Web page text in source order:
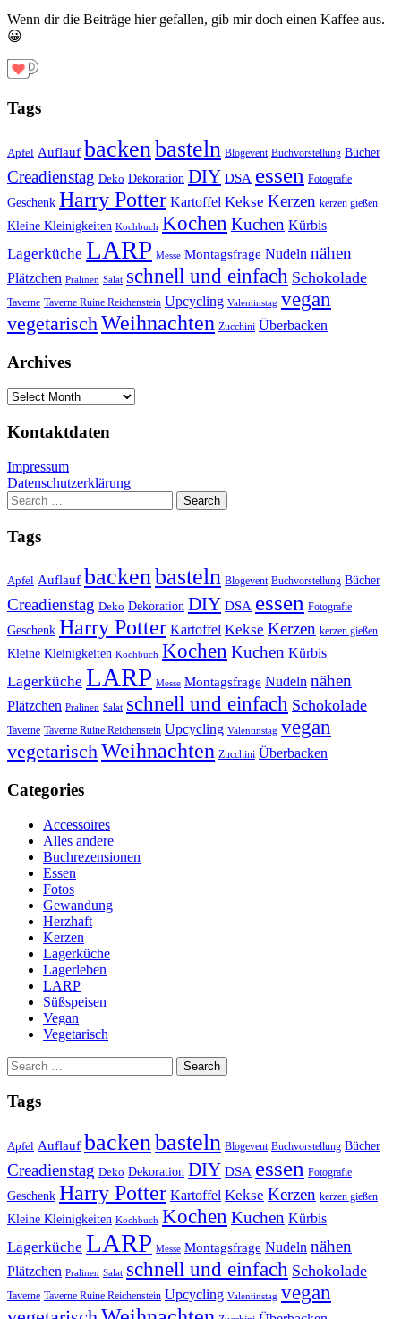
Wenn dir die Beiträge hier gefallen, gib mir doch einen Kaffee aus.
😀
Tags
Apfel Auflauf backenbasteln Blogevent Buchvorstellung Bücher
Creadienstag Deko Dekoration DIY DSA essen Fotografie
Geschenk Harry Potter Kartoffel Kekse Kerzen kerzen gießen
Kleine Kleinigkeiten Kochbuch Kochen Kuchen Kürbis
Lagerküche LARP Messe Montagsfrage Nudeln nähen
Plätzchen Pralinen Salat schnell und einfach Schokolade
Taverne Taverne Ruine Reichenstein Upcycling Valentinstag vegan
vegetarisch Weihnachten Zucchini Überbacken
Archives
Archives
Kontaktdaten
Impressum
Datenschutzerklärung
Search
for:
Tags
Apfel Auflauf backenbasteln Blogevent Buchvorstellung Bücher
Creadienstag Deko Dekoration DIY DSA essen Fotografie
Geschenk Harry Potter Kartoffel Kekse Kerzen kerzen gießen
Kleine Kleinigkeiten Kochbuch Kochen Kuchen Kürbis
Lagerküche LARP Messe Montagsfrage Nudeln nähen
Plätzchen Pralinen Salat schnell und einfach Schokolade
Taverne Taverne Ruine Reichenstein Upcycling Valentinstag vegan
vegetarischWeihnachten Zucchini Überbacken
Categories
Accessoires
Alles andere
Buchrezensionen
Essen
Fotos
Gewandung
Herzhaft
Kerzen
Lagerküche
Lagerleben
LARP
Süßspeisen
Vegan
Vegetarisch
Search
for:
Tags
Apfel Auflauf backenbasteln Blogevent Buchvorstellung Bücher
Creadienstag Deko Dekoration DIY DSA essen Fotografie
Geschenk Harry Potter Kartoffel Kekse Kerzen kerzen gießen
Kleine Kleinigkeiten Kochbuch Kochen Kuchen Kürbis
Lagerküche LARP Messe Montagsfrage Nudeln nähen
Plätzchen Pralinen Salat schnell und einfach Schokolade
Taverne Taverne Ruine Reichenstein Upcycling Valentinstag vegan